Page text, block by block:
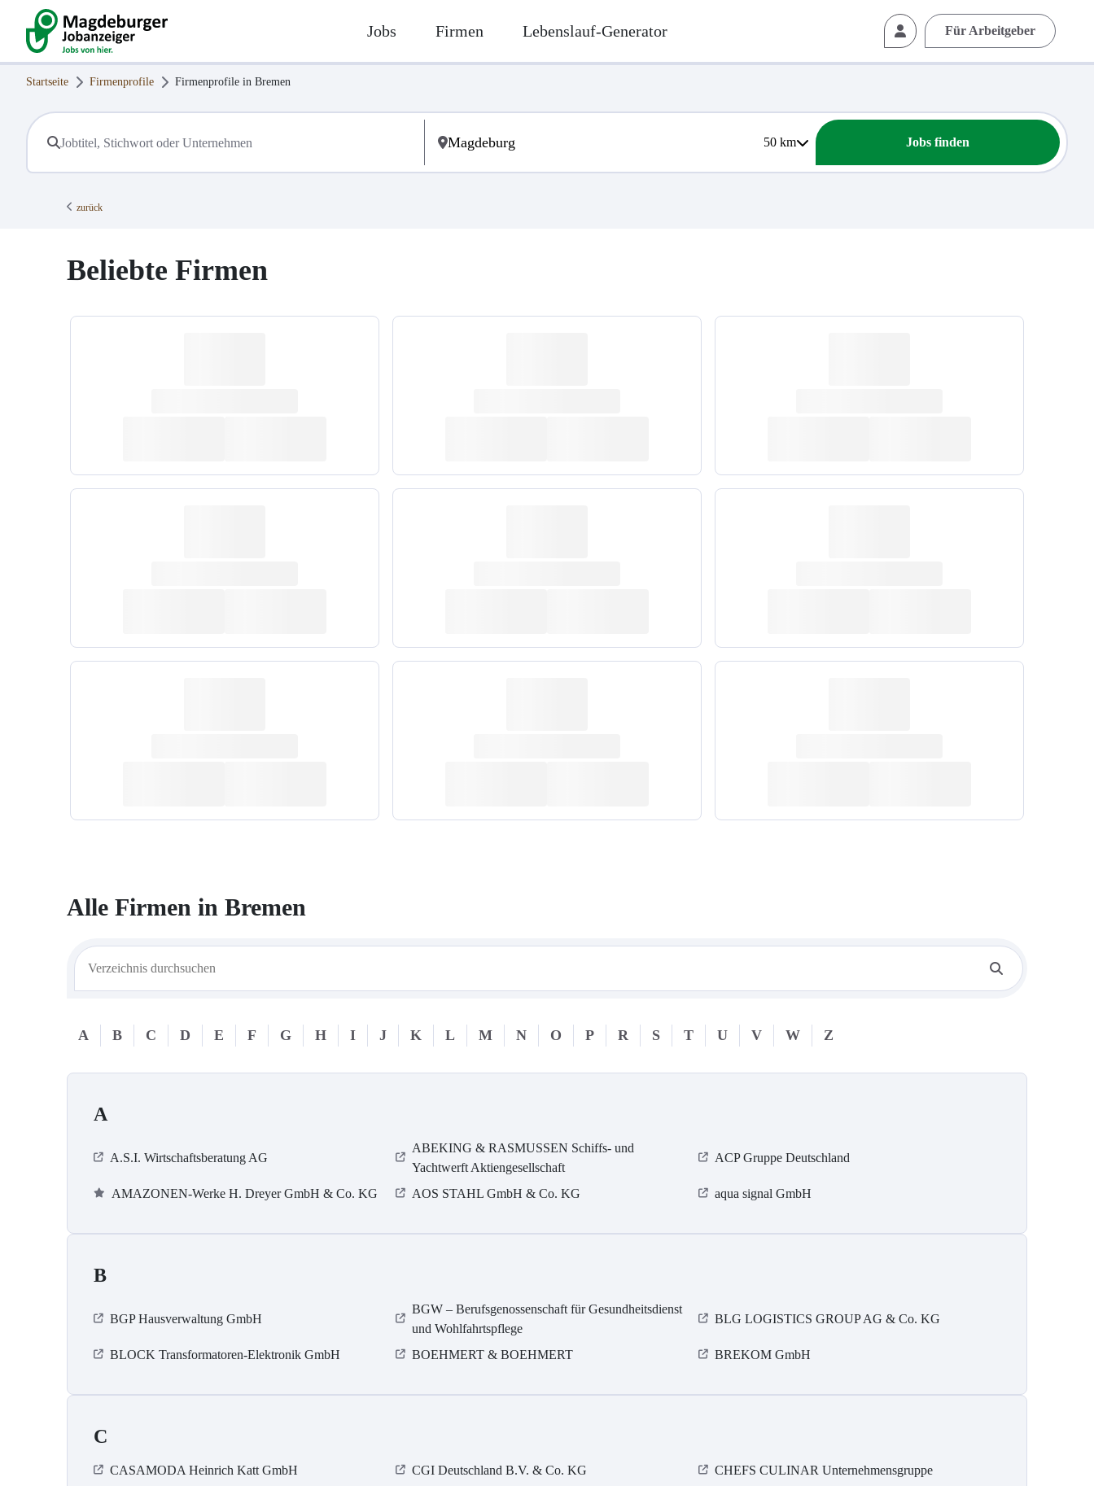
Jobs Firmen Lebenslauf-Generator Für Arbeitgeber
Startseite Firmenprofile Firmenprofile in Bremen
50km Jobs finden
zurück
Beliebte Firmen
Alle Firmen in Bremen
A B C D E F G H I J K L M N O P R S T U V W Z
A
A.S.I. Wirtschaftsberatung AG
ABEKING & RASMUSSEN Schiffs- und
Yachtwerft Aktiengesellschaft
ACP Gruppe Deutschland
AMAZONEN-Werke H. Dreyer GmbH & Co. KG AOS STAHL GmbH & Co. KG aqua signal GmbH
B
BGP Hausverwaltung GmbH
BGW – Berufsgenossenschaft für Gesundheitsdienst
und Wohlfahrtspflege
BLG LOGISTICS GROUP AG & Co. KG
BLOCK Transformatoren-Elektronik GmbH BOEHMERT & BOEHMERT BREKOM GmbH
C
CASAMODA Heinrich Katt GmbH CGI Deutschland B.V. & Co. KG
CHEFS CULINAR Unternehmensgruppe